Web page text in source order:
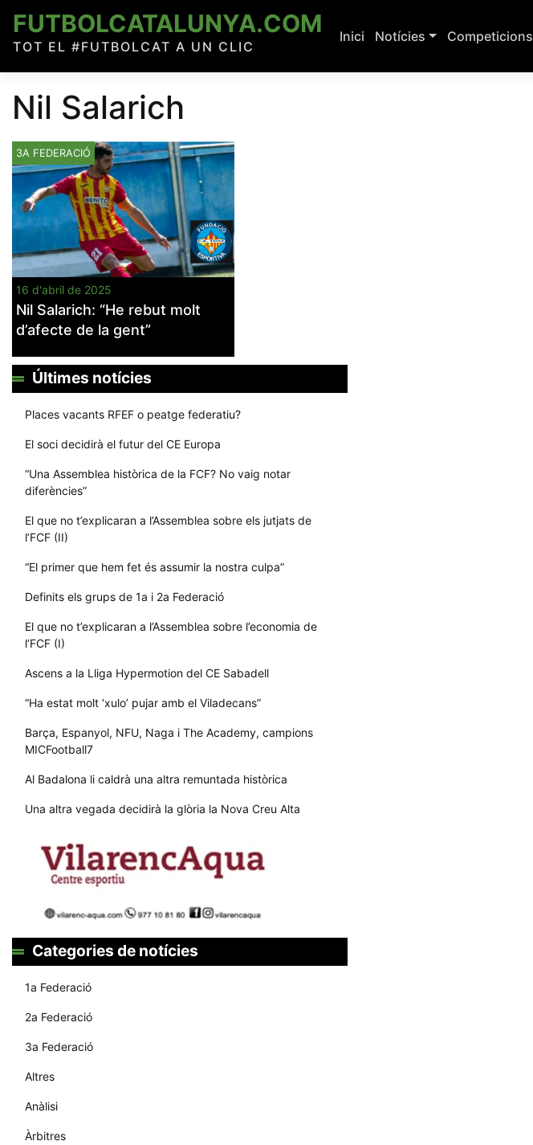
content
FUTBOLCATALUNYA.COM
TOT EL #FUTBOLCAT A UN CLIC
Inici Notícies Competicions
Nil Salarich
3A FEDERACIÓ
16 d'abril de 2025
Nil Salarich: “He rebut molt
d’afecte de la gent”
Últimes notícies
Places vacants RFEF o peatge federatiu?
El soci decidirà el futur del CE Europa
“Una Assemblea històrica de la FCF? No vaig notar
diferències”
El que no t’explicaran a l’Assemblea sobre els jutjats de
l’FCF (II)
“El primer que hem fet és assumir la nostra culpa”
Definits els grups de 1a i 2a Federació
El que no t’explicaran a l’Assemblea sobre l’economia de
l’FCF (I)
Ascens a la Lliga Hypermotion del CE Sabadell
“Ha estat molt ‘xulo’ pujar amb el Viladecans”
Barça, Espanyol, NFU, Naga i The Academy, campions
MICFootball7
Al Badalona li caldrà una altra remuntada històrica
Una altra vegada decidirà la glòria la Nova Creu Alta
Categories de notícies
1a Federació
2a Federació
3a Federació
Altres
Anàlisi
Àrbitres